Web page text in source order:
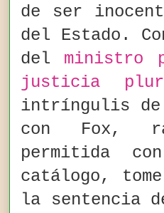
de ser
del Estado.
del ministro
justicia
intríngulis
con Fox,
permitida
catálogo,
la sentencia